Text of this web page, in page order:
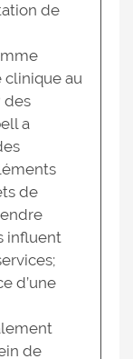
de
clinique au
des
a
de
influent
d’une
de